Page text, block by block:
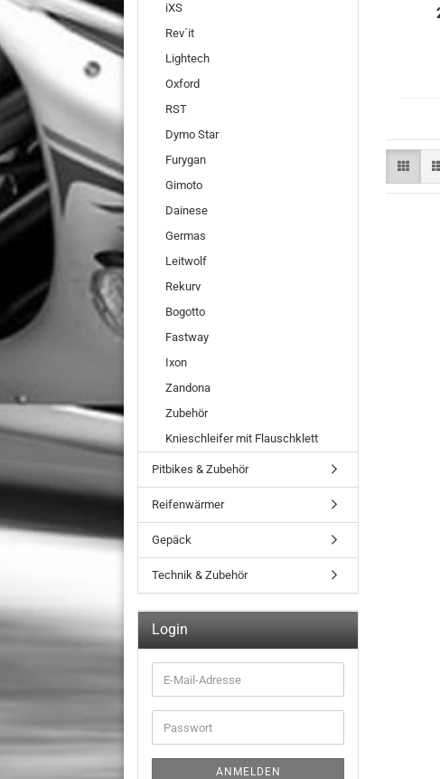
iXS
Rev´it
Lightech
Oxford
RST
Dymo Star
Furygan
Gimoto
Dainese
Germas
Leitwolf
Rekurv
Bogotto
Fastway
Ixon
Zandona
Zubehör
Knieschleifer mit Flauschklett
Pitbikes & Zubehör
Reifenwärmer
Gepäck
Technik & Zubehör
Login
E-
Mail-
Adresse
Passwort
ANMELDEN